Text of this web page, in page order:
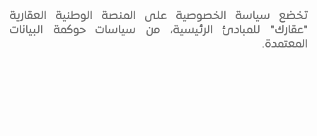
تخضع سياسة الخصوصية على المنصة الوطنية العقارية
"عقارك" للمبادئ الرئيسية، من سياسات حوكمة البيانات
المعتمدة.